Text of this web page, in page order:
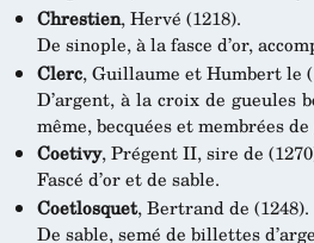
Chrestien, Hervé (1218).
De sinople, à la fasce d’or,
Clerc, Guillaume et Humbert le
D’argent, à la croix de gueules
même, becquées et membrées
Coetivy, Prégent II, sire de
Fascé d’or et de sable.
Coetlosquet, Bertrand de (1248).
De sable, semé de billettes